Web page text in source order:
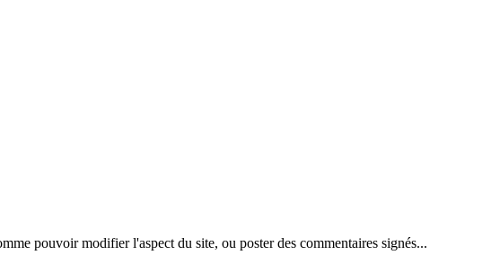
pouvoir modifier l'aspect du site, ou poster des commentaires signés...